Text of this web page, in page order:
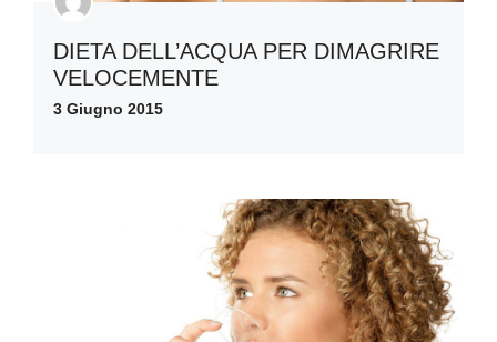
DIETA DELL’ACQUA PER DIMAGRIRE
VELOCEMENTE
3 Giugno 2015